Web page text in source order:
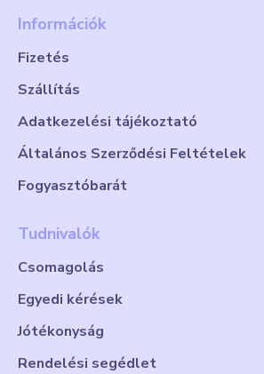
Információk
Fizetés
Szállítás
Adatkezelési tájékoztató
Általános Szerződési Feltételek
Fogyasztóbarát
Tudnivalók
Csomagolás
Egyedi kérések
Jótékonyság
Rendelési segédlet